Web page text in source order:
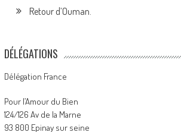
Retour d’Ouman.
DÉLÉGATIONS
Délégation France
Pour l’Amour du Bien
124/126 Av de la Marne
93 800 Epinay sur seine